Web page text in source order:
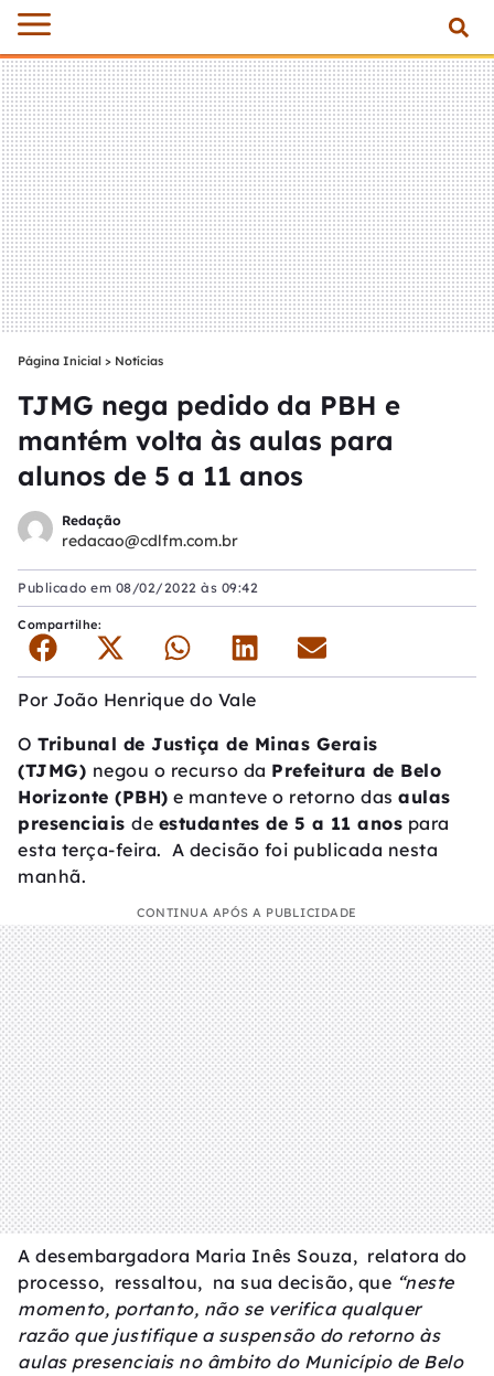
Página Inicial > Notícias
TJMG nega pedido da PBH e
mantém volta às aulas para
alunos de 5 a 11 anos
Redação
redacao@cdlfm.com.br
Publicado em 08/02/2022 às 09:42
Compartilhe:
Por João Henrique do Vale
O Tribunal de Justiça de Minas Gerais
(TJMG) negou o recurso da Prefeitura de Belo
Horizonte (PBH) e manteve o retorno das aulas
presenciais de estudantes de 5 a 11 anos para
esta terça-feira. A decisão foi publicada nesta
manhã.
CONTINUA APÓS A PUBLICIDADE
A desembargadora Maria Inês Souza, relatora do
processo, ressaltou, na sua decisão, que “neste
momento, portanto, não se verifica qualquer
razão que justifique a suspensão do retorno às
aulas presenciais no âmbito do Município de Belo